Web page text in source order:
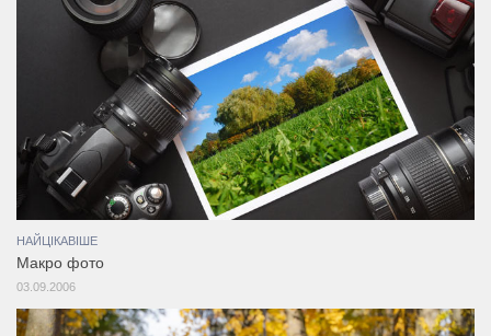
НАЙЦІКАВІШЕ
Макро фото
03.09.2006